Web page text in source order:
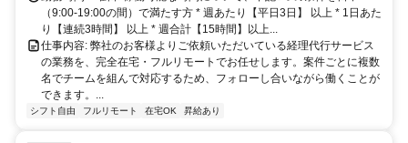
（9:00-19:00の間）で満たす方 * 週あたり【平日3日】 以上 * 1日あた
り【連続3時間】 以上 * 週合計【15時間】以上...
仕事内容: 弊社のお客様よりご依頼いただいている経理代行サービス
の業務を、完全在宅・フルリモートでお任せします。案件ごとに複数
名でチームを組んで対応するため、フォローし合いながら働くことが
できます。...
シフト自由 フルリモート 在宅OK 昇給あり